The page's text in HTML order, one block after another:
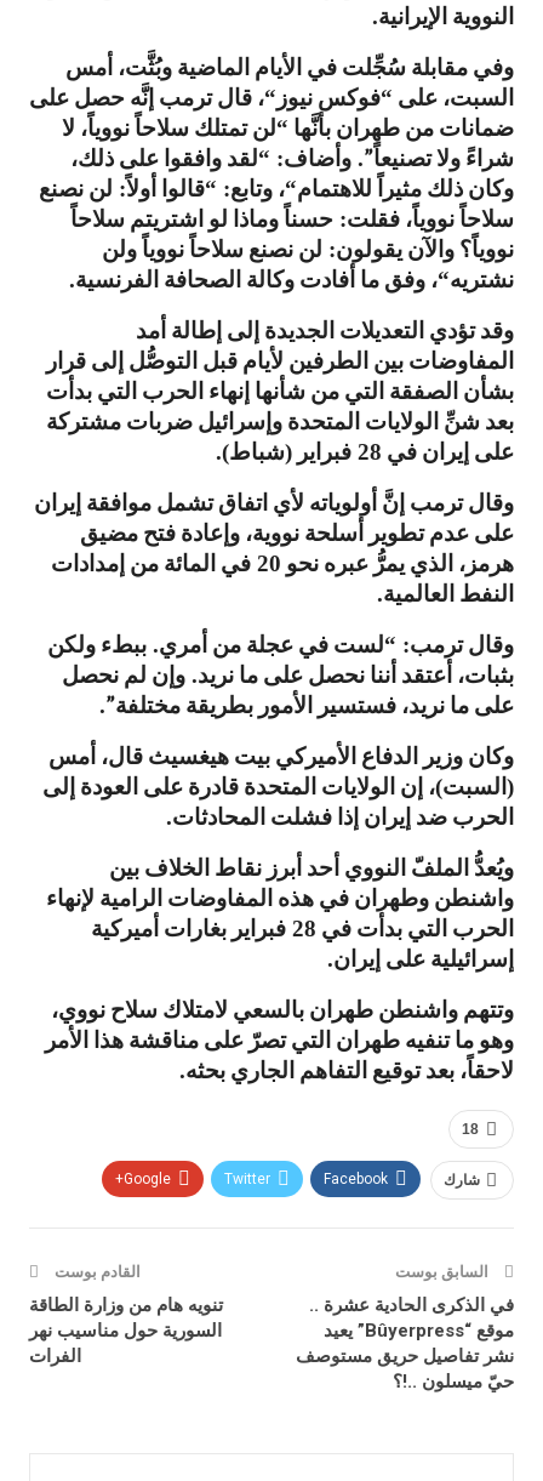
النووية الإيرانية.
وفي مقابلة سُجِّلت في الأيام الماضية وبُثَّت، أمس
السبت، على “فوكس نيوز “، قال ترمب إنَّه حصل على
ضمانات من طهران بأنَّها “لن تمتلك سلاحاً نووياً، لا
شراءً ولا تصنيعاً”. وأضاف: “لقد وافقوا على ذلك،
وكان ذلك مثيراً للاهتمام“، وتابع: “قالوا أولاً: لن نصنع
سلاحاً نووياً، فقلت: حسناً وماذا لو اشتريتم سلاحاً
نووياً؟ والآن يقولون: لن نصنع سلاحاً نووياً ولن
نشتريه“، وفق ما أفادت وكالة الصحافة الفرنسية.
وقد تؤدي التعديلات الجديدة إلى إطالة أمد
المفاوضات بين الطرفين لأيام قبل التوصُّل إلى قرار
بشأن الصفقة التي من شأنها إنهاء الحرب التي بدأت
بعد شنِّ الولايات المتحدة وإسرائيل ضربات مشتركة
على إيران في 28 فبراير (شباط).
وقال ترمب إنَّ أولوياته لأي اتفاق تشمل موافقة إيران
على عدم تطوير أسلحة نووية، وإعادة فتح مضيق
هرمز، الذي يمرُّ عبره نحو 20 في المائة من إمدادات
النفط العالمية.
وقال ترمب: “لست في عجلة من أمري. ببطء ولكن
بثبات، أعتقد أننا نحصل على ما نريد. وإن لم نحصل
على ما نريد، فستسير الأمور بطريقة مختلفة”.
وكان وزير الدفاع الأميركي بيت هيغسيث قال، أمس
( السبت)، إن الولايات المتحدة قادرة على العودة إلى
الحرب ضد إيران إذا فشلت المحادثات.
ويُعدُّ الملفّ النووي أحد أبرز نقاط الخلاف بين
واشنطن وطهران في هذه المفاوضات الرامية لإنهاء
الحرب التي بدأت في 28 فبراير بغارات أميركية
إسرائيلية على إيران.
وتتهم واشنطن طهران بالسعي لامتلاك سلاح نووي،
وهو ما تنفيه طهران التي تصرّ على مناقشة هذا الأمر
لاحقاً، بعد توقيع التفاهم الجاري بحثه.
18
شارك Facebook
Twitter
Google+
السابق بوست
في الذكرى الحادية عشرة ..
موقع “Bûyerpress” يعيد
نشر تفاصيل حريق مستوصف
حيّ ميسلون ..!؟
القادم بوست
تنويه هام من وزارة الطاقة
السورية حول مناسيب نهر
الفرات